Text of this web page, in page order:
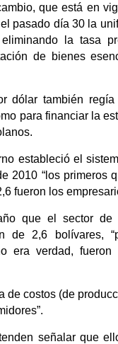
que está en
pasado día 30 la
la tasa
de bienes
dólar también
para financiar la
estableció el
2010 “los primeros
fueron los
que el sector de
de 2,6 bolívares,
era verdad, fueron
de costos (de
señalar que